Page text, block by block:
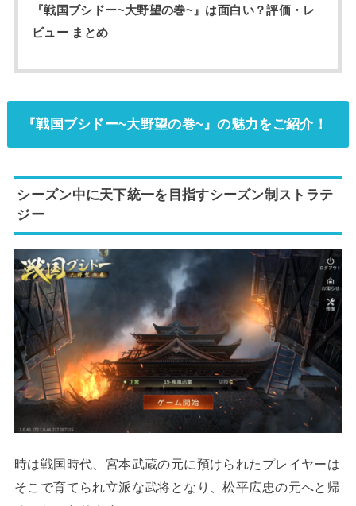
『戦国ブシドー~大野望の巻~』は面白い？評価・レ
ビュー まとめ
『戦国ブシドー~大野望の巻~』の魅力をご紹介！
シーズン中に天下統一を目指すシーズン制ストラテ
ジー
時は戦国時代、宮本武蔵の元に預けられたプレイヤーは
そこで育てられ立派な武将となり、松平広忠の元へと帰